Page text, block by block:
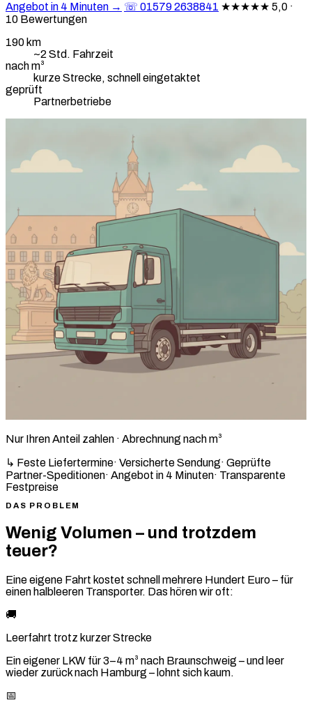
Angebot in 4 Minuten → ☏ 01579 2638841 ★★★★★ 5,0 ·
10 Bewertungen
190 km
~2 Std. Fahrzeit
nach m³
kurze Strecke, schnell eingetaktet
geprüft
Partnerbetriebe
Nur Ihren Anteil zahlen · Abrechnung nach m³
↳ Feste Liefertermine· Versicherte Sendung· Geprüfte
Partner-Speditionen· Angebot in 4 Minuten· Transparente
Festpreise
DAS PROBLEM
Wenig Volumen – und trotzdem
teuer?
Eine eigene Fahrt kostet schnell mehrere Hundert Euro – für
einen halbleeren Transporter. Das hören wir oft:
🚚
Leerfahrt trotz kurzer Strecke
Ein eigener LKW für 3–4 m³ nach Braunschweig – und leer
wieder zurück nach Hamburg – lohnt sich kaum.
📅